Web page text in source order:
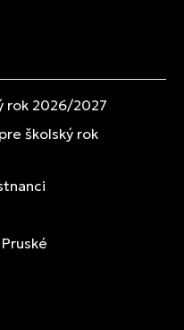
rok 2026/2027
školský rok